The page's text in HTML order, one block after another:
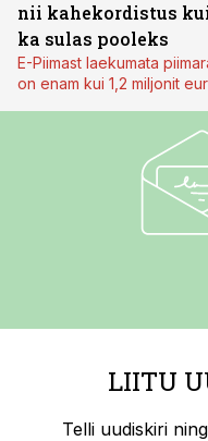
nii kahekordistus
ka sulas pooleks
E-Piimast laekumata
on enam kui 1,2 miljonit
LIITU
Telli uudiskiri